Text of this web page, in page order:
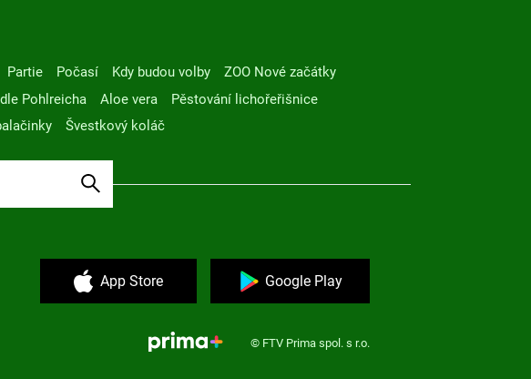
Partie Počasí Kdy budou volby
ZOO Nové začátky
Pohlreicha Aloe vera
Pěstování lichořeřišnice
Švestkový koláč
App Store Google Play
© FTV Prima spol. s r.o.